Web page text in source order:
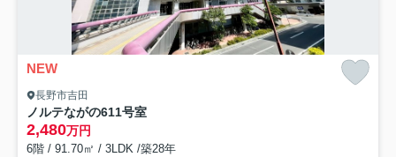
NEW
長野市吉田
ノルテながの611号室
2,480万円
6階 / 91.70㎡ / 3LDK /築28年